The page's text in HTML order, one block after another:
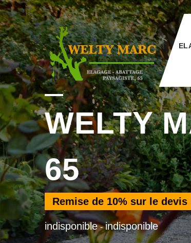
WELTY
65
Remise de 10% sur le devis
indisponible - indisponible